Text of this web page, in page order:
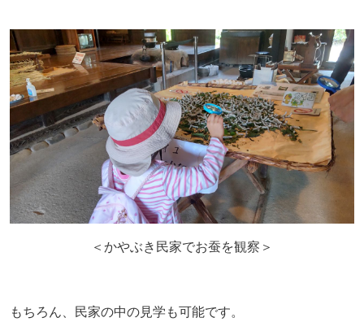
＜かやぶき民家でお蚕を観察＞
もちろん、民家の中の見学も可能です。